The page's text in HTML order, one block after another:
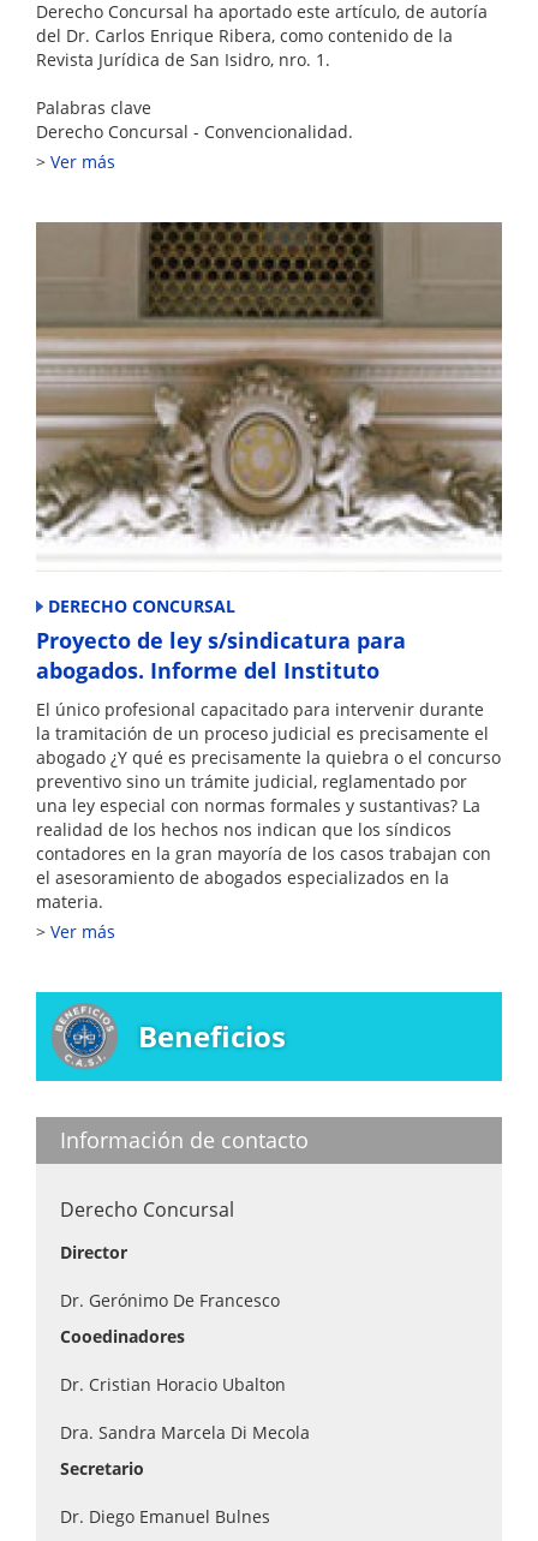
Derecho Concursal ha aportado este artículo, de autoría
del Dr. Carlos Enrique Ribera, como contenido de la
Revista Jurídica de San Isidro, nro. 1.
Palabras clave
Derecho Concursal - Convencionalidad.
Ver más
DERECHO CONCURSAL
Proyecto de ley s/sindicatura para
abogados. Informe del Instituto
El único profesional capacitado para intervenir durante
la tramitación de un proceso judicial es precisamente el
abogado ¿Y qué es precisamente la quiebra o el concurso
preventivo sino un trámite judicial, reglamentado por
una ley especial con normas formales y sustantivas? La
realidad de los hechos nos indican que los síndicos
contadores en la gran mayoría de los casos trabajan con
el asesoramiento de abogados especializados en la
materia.
Ver más
Beneficios
Información de contacto
Derecho Concursal
Director
Dr. Gerónimo De Francesco
Cooedinadores
Dr. Cristian Horacio Ubalton
Dra. Sandra Marcela Di Mecola
Secretario
Dr. Diego Emanuel Bulnes